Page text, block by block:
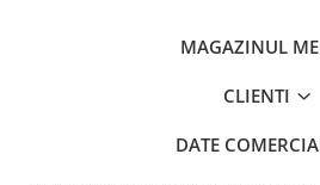
MAGAZINUL
CLIENTI
DATE